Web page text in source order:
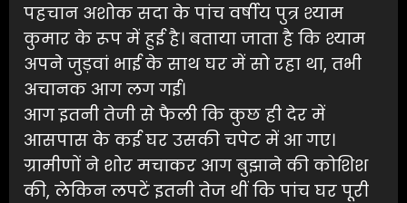
पहचान अशोक सदा के पांच वर्षीय पुत्र श्याम
कुमार के रूप में हुई है। बताया जाता है कि श्याम
अपने जुड़वां भाई के साथ घर में सो रहा था, तभी
अचानक आग लग गई।
आग इतनी तेजी से फैली कि कुछ ही देर में
आसपास के कई घर उसकी चपेट में आ गए।
ग्रामीणों ने शोर मचाकर आग बुझाने की कोशिश
की, लेकिन लपटें इतनी तेज थीं कि पांच घर पूरी